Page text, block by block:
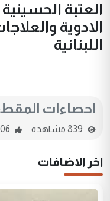
العتبة
الادوية
اللبنانية
احصاءات
اخر الاضافات